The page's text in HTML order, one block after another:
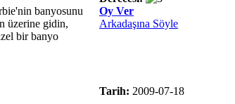
banyosunu
üzerine gidin,
bir banyo
Oy Ver
Arkadaşına Söyle
Tarih: 2009-07-18